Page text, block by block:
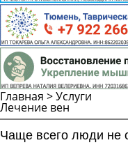
Главная >Услуги
Лечение вен
Чаще всего люди не